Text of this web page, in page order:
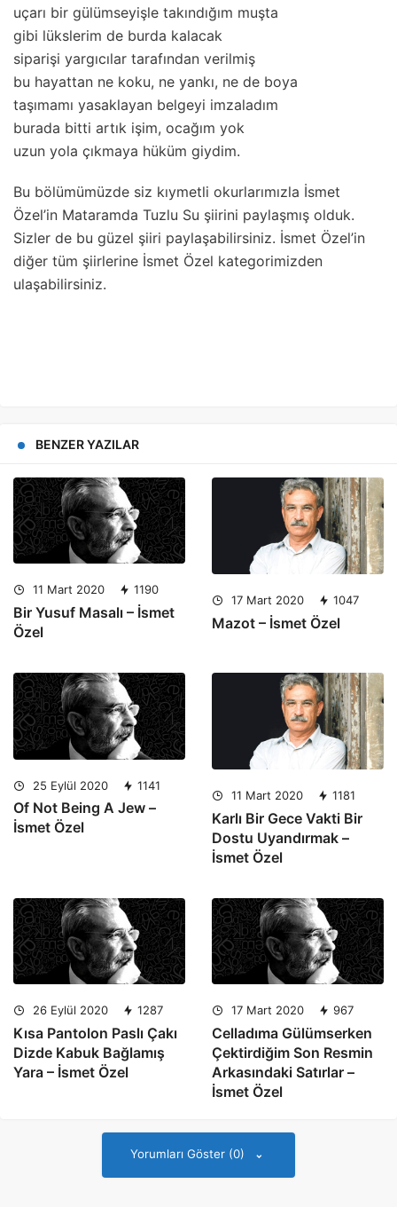
uçarı bir gülümseyişle takındığım muşta
gibi lükslerim de burda kalacak
siparişi yargıcılar tarafından verilmiş
bu hayattan ne koku, ne yankı, ne de boya
taşımamı yasaklayan belgeyi imzaladım
burada bitti artık işim, ocağım yok
uzun yola çıkmaya hüküm giydim.
Bu bölümümüzde siz kıymetli okurlarımızla İsmet
Özel’in Mataramda Tuzlu Su şiirini paylaşmış olduk.
Sizler de bu güzel şiiri paylaşabilirsiniz. İsmet Özel’in
diğer tüm şiirlerine İsmet Özel kategorimizden
ulaşabilirsiniz.
BENZER YAZILAR
11 Mart 2020 1190
Bir Yusuf Masalı – İsmet
Özel
17 Mart 2020 1047
Mazot – İsmet Özel
25 Eylül 2020 1141
Of Not Being A Jew –
İsmet Özel
11 Mart 2020 1181
Karlı Bir Gece Vakti Bir
Dostu Uyandırmak –
İsmet Özel
26 Eylül 2020 1287
Kısa Pantolon Paslı Çakı
Dizde Kabuk Bağlamış
Yara – İsmet Özel
17 Mart 2020 967
Celladıma Gülümserken
Çektirdiğim Son Resmin
Arkasındaki Satırlar –
İsmet Özel
Yorumları Göster (0)